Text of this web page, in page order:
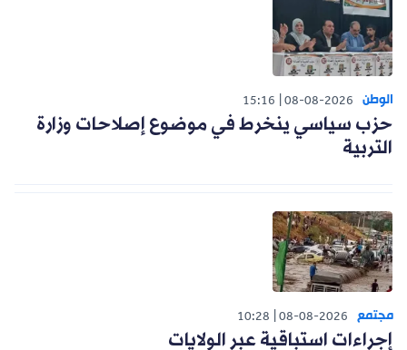
الوطن 08-08-2026
15:16
حزب سياسي ينخرط في موضوع إصلاحات وزارة
التربية
مجتمع 08-08-2026
10:28
إجراءات استباقية عبر الولايات